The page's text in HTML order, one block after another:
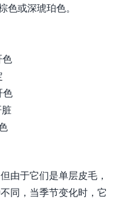
或深琥珀色。
色
色
由于它们是单层皮毛，
同，当季节变化时，它